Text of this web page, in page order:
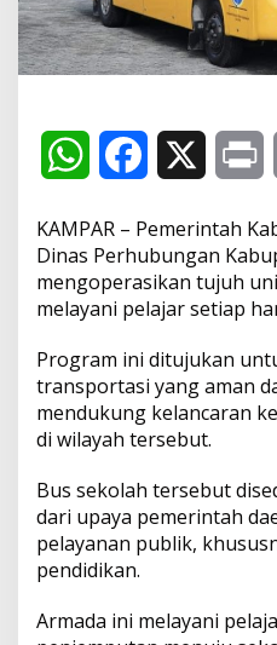
a
l
a
u
S
k
o
a
h
n
t
k
k
a
K
e
W
a
t
A
p
p
c
e
b
o
o
k
n
t
KAMPAR – Pemerintah
Dinas Perhubungan
mengoperasikan tujuh
melayani pelajar setiap
Program ini ditujukan
transportasi yang aman
mendukung kelancaran
di wilayah tersebut.
Bus sekolah tersebut
dari upaya pemerintah
pelayanan publik,
pendidikan.
Armada ini melayani